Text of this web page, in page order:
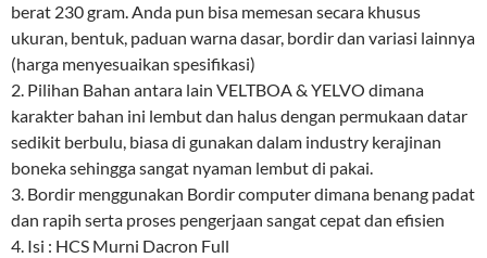
berat 230 gram. Anda pun bisa memesan secara khusus
ukuran, bentuk, paduan warna dasar, bordir dan variasi lainnya
(harga menyesuaikan spesifikasi)
2. Pilihan Bahan antara lain VELTBOA & YELVO dimana
karakter bahan ini lembut dan halus dengan permukaan datar
sedikit berbulu, biasa di gunakan dalam industry kerajinan
boneka sehingga sangat nyaman lembut di pakai.
3. Bordir menggunakan Bordir computer dimana benang padat
dan rapih serta proses pengerjaan sangat cepat dan efisien
4. Isi : HCS Murni Dacron Full